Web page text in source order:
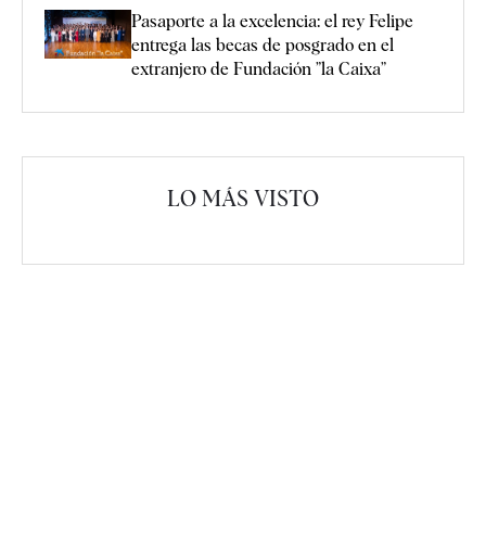
Pasaporte a la excelencia: el rey Felipe
entrega las becas de posgrado en el
extranjero de Fundación ”la Caixa”
LO MÁS VISTO